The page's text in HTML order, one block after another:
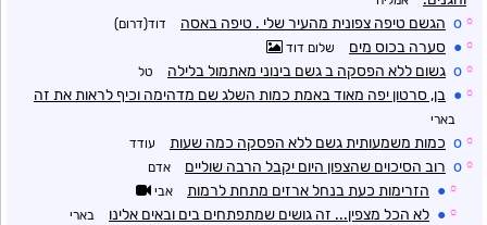
☼
o הגשם טיפה צפונית מהעיר שלי . טיפה באסה דוד(דרום)
☼
● סערה בכוס מים שלום דוד
☼
o גשום ללא הפסקה ב גשם בינוני מאתמול בלילה טל
☼
● בן, סרטון יפה מאוד באמת כמות השלג שם מדהימה וכיף לראות את זה
בארי
☼
o כמות משמעותית גשם ללא הפסקה כמה שעות עודד
☼
o רוב הסיכוים שהצפון היום יקבל הרבה שוליים אדם
☼
● הזרימות כעת בנחל ארזים מתחת לרמות אבי
☼
● לא הכל מצפין... זה גושים שמתפתחים בים ובאים אלינו בארי